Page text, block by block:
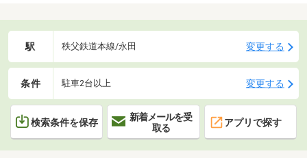
駅 秩父鉄道本線/永田 変更する
条件 駐車2台以上 変更する
検索条件を保存
新着メールを受
取る
アプリで探す